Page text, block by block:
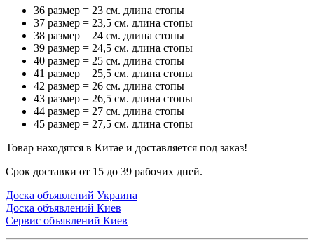
36 размер = 23 см. длина стопы
37 размер = 23,5 см. длина стопы
38 размер = 24 см. длина стопы
39 размер = 24,5 см. длина стопы
40 размер = 25 см. длина стопы
41 размер = 25,5 см. длина стопы
42 размер = 26 см. длина стопы
43 размер = 26,5 см. длина стопы
44 размер = 27 см. длина стопы
45 размер = 27,5 см. длина стопы
Товар находятся в Китае и доставляется под заказ!
Срок доставки от 15 до 39 рабочих дней.
Доска объявлений Украина
Доска объявлений Киев
Сервис объявлений Киев